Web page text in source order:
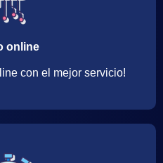
online
con el mejor servicio!